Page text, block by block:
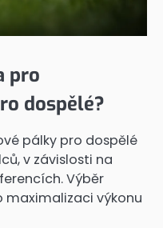
pro
dospělé?
pálky pro dospělé
v závislosti na
Výběr
maximalizaci výkonu